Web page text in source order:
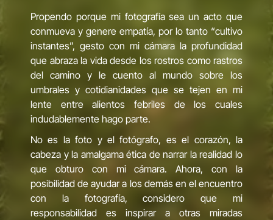
Propendo porque mi fotografía sea un acto que
conmueva y genere empatía, por lo tanto “cultivo
instantes”, gesto con mi cámara la profundidad
que abraza la vida desde los rostros como rastros
del camino y le cuento al mundo sobre los
umbrales y cotidianidades que se tejen en mi
lente entre alientos febriles de los cuales
indudablemente hago parte.
No es la foto y el fotógrafo, es el corazón, la
cabeza y la amalgama ética de narrar la realidad lo
que obturo con mi cámara. Ahora, con la
posibilidad de ayudar a los demás en el encuentro
con la fotografía, considero que mi
responsabilidad es inspirar a otras miradas